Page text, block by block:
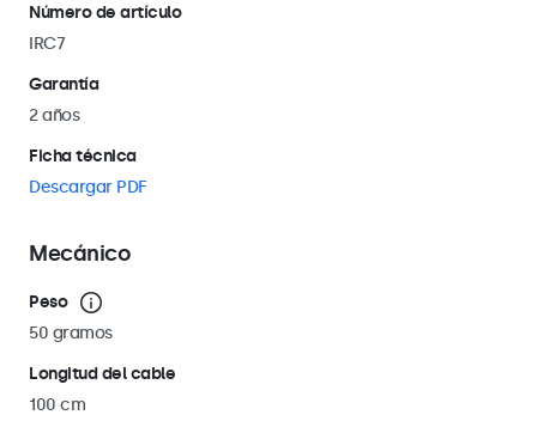
Número de artículo
IRC7
Garantía
2 años
Ficha técnica
Descargar PDF
Mecánico
Peso
50 gramos
Longitud del cable
100 cm